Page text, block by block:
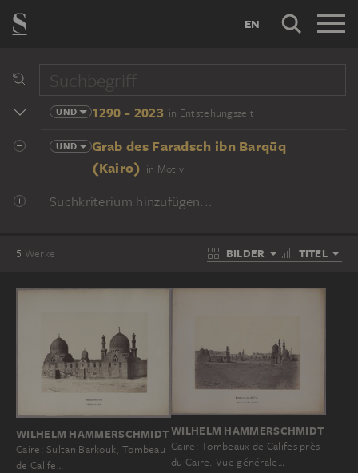
EN
UND 1290 - 2023 in Entstehungszeit
UND
Grab des Faradsch ibn Barqūq
(Kairo) in Motiv
Suchkriterium hinzufügen...
5 Werke BILDER TITEL
WILHELM HAMMERSCHMIDT
Caire: Sultan Barkouk, Tombeau
de Calife…
WILHELM HAMMERSCHMIDT
Caire: Tombeaux de Califes près
du Caire. Vue générale…